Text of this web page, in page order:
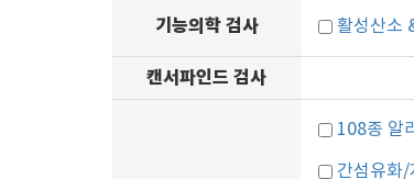
기능의학 검사 활성산소
캔서파인드 검사
108종 알
간섬유화